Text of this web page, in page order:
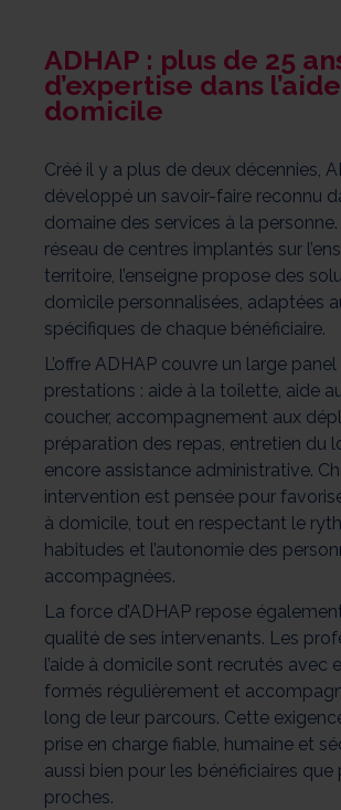
ADHAP : plus de 25
d’expertise dans
domicile
Créé il y a plus de deux décennies,
développé un savoir-faire reconnu
domaine des services à la personne.
réseau de centres implantés sur
territoire, l’enseigne propose des
domicile personnalisées, adaptées
spécifiques de chaque bénéficiaire.
L’offre ADHAP couvre un large
prestations : aide à la toilette, aide
coucher, accompagnement aux
préparation des repas, entretien du
encore assistance administrative.
intervention est pensée pour
à domicile, tout en respectant le
habitudes et l’autonomie des
accompagnées.
La force d’ADHAP repose
qualité de ses intervenants. Les
l’aide à domicile sont recrutés avec
formés régulièrement et
long de leur parcours. Cette
prise en charge fiable, humaine et
aussi bien pour les bénéficiaires que
proches.